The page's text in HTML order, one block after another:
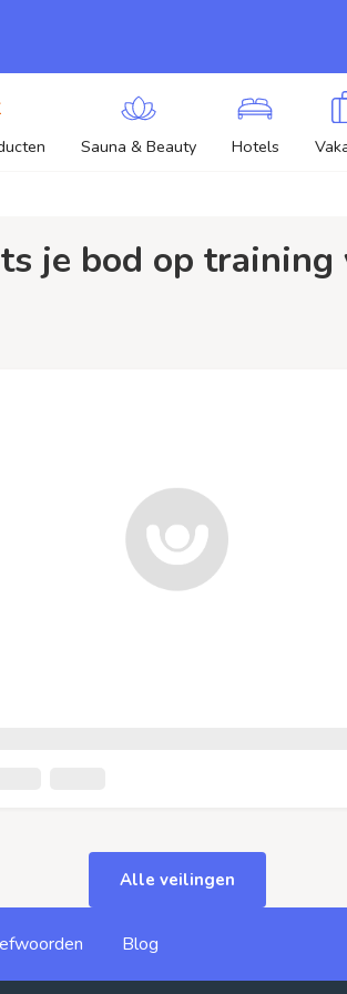
Sauna & Beauty Hotels
Alle veilingen
Blog